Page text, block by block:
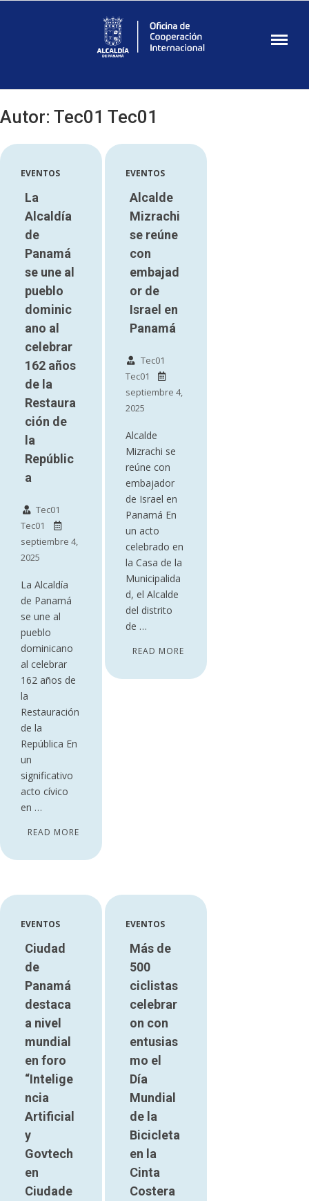
Autor: Tec01 Tec01
EVENTOS
La
Alcaldía
de
Panamá
se une al
pueblo
dominic
ano al
celebrar
162 años
de la
Restaura
ción de
la
Repúblic
a
Tec01
Tec01
septiembre 4,
2025
La Alcaldía
de Panamá
se une al
pueblo
dominicano
al celebrar
162 años de
la
Restauración
de la
República En
un
significativo
acto cívico
en …
READ MORE
EVENTOS
Alcalde
Mizrachi
se reúne
con
embajad
or de
Israel en
Panamá
Tec01
Tec01
septiembre 4,
2025
Alcalde
Mizrachi se
reúne con
embajador
de Israel en
Panamá En
un acto
celebrado en
la Casa de la
Municipalida
d, el Alcalde
del distrito
de …
READ MORE
EVENTOS
Ciudad
de
Panamá
destaca
a nivel
mundial
en foro
“Intelige
ncia
Artificial
y
Govtech
en
Ciudade
EVENTOS
Más de
500
ciclistas
celebrar
on con
entusias
mo el
Día
Mundial
de la
Bicicleta
en la
Cinta
Costera